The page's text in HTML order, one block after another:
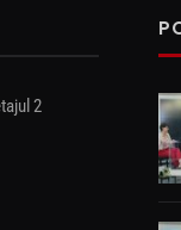
2